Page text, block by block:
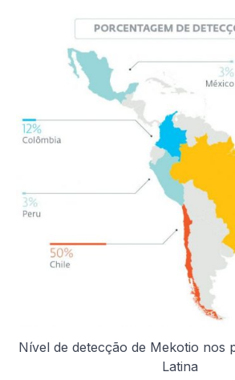
Nível de detecção de Mekotio nos
Latina